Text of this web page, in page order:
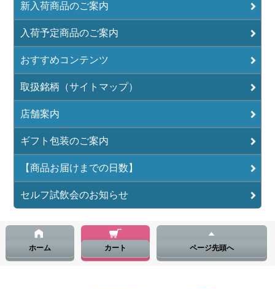
新入荷商品のご案内
入荷予定商品のご案内
おすすめコンテンツ
取扱銘柄（サイトマップ）
店舗案内
ギフト包装のご案内
【商品お届けまでの日数】
セルフ試飲会のお知らせ
ホーム カート ページ先頭へ